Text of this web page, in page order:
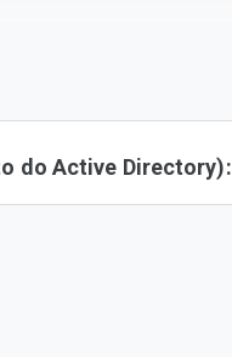
do Active Directory):